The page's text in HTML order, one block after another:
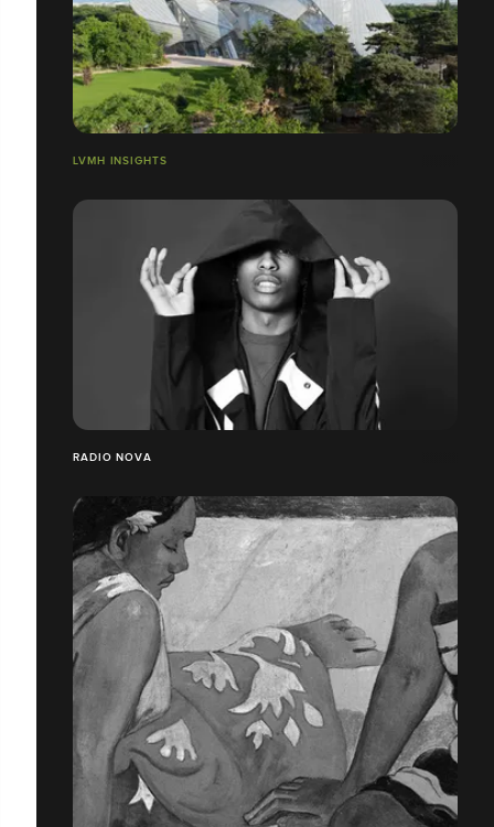
LVMH INSIGHTS
RADIO NOVA